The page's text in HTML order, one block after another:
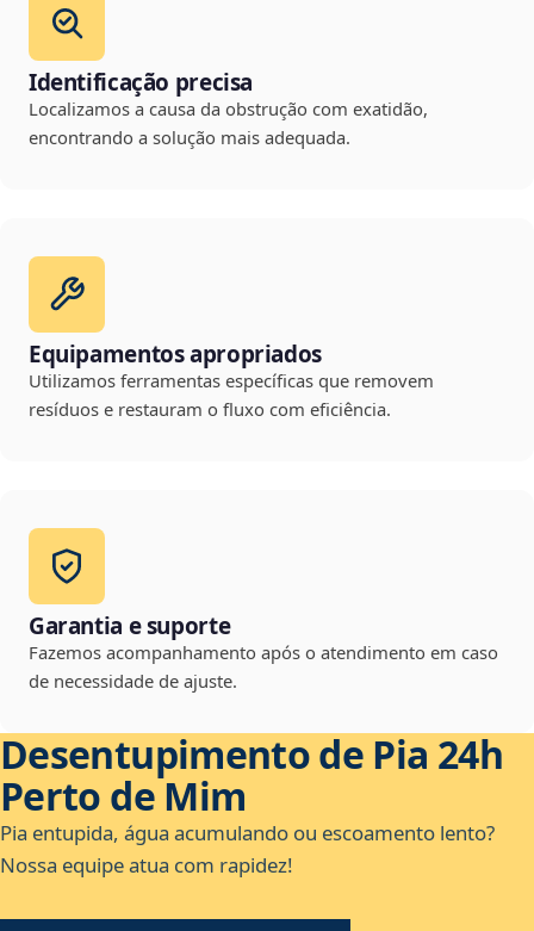
Identificação precisa
Localizamos a causa da obstrução com exatidão,
encontrando a solução mais adequada.
Equipamentos apropriados
Utilizamos ferramentas específicas que removem
resíduos e restauram o fluxo com eficiência.
Garantia e suporte
Fazemos acompanhamento após o atendimento em caso
de necessidade de ajuste.
Desentupimento de Pia 24h
Perto de Mim
Pia entupida, água acumulando ou escoamento lento?
Nossa equipe atua com rapidez!